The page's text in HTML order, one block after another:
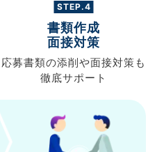
STEP.4
書類作成
面接対策
応募書類の添削や面接対策も
徹底サポート